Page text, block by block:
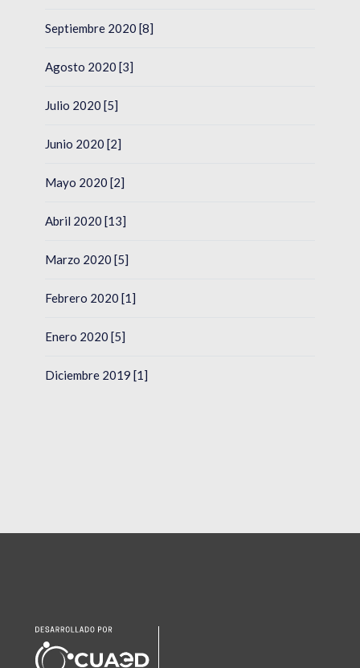
Septiembre 2020 [8]
Agosto 2020 [3]
Julio 2020 [5]
Junio 2020 [2]
Mayo 2020 [2]
Abril 2020 [13]
Marzo 2020 [5]
Febrero 2020 [1]
Enero 2020 [5]
Diciembre 2019 [1]